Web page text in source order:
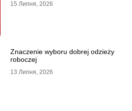
15 Липня, 2026
Znaczenie wyboru dobrej odzieży
roboczej
13 Липня, 2026